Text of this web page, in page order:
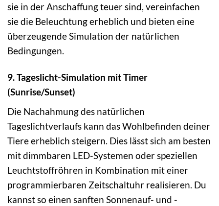
sie in der Anschaffung teuer sind, vereinfachen
sie die Beleuchtung erheblich und bieten eine
überzeugende Simulation der natürlichen
Bedingungen.
9. Tageslicht-Simulation mit Timer
(Sunrise/Sunset)
Die Nachahmung des natürlichen
Tageslichtverlaufs kann das Wohlbefinden deiner
Tiere erheblich steigern. Dies lässt sich am besten
mit dimmbaren LED-Systemen oder speziellen
Leuchtstoffröhren in Kombination mit einer
programmierbaren Zeitschaltuhr realisieren. Du
kannst so einen sanften Sonnenauf- und -